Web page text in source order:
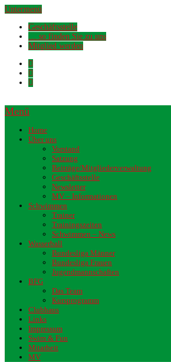
Untermenü
Geschäftsstelle
… so finden Sie zu uns
Mitglied werden
Menü
Home
Über uns
Vorstand
Satzung
Beiträge/Mitgliederverwaltung
Geschäftsstelle
Newsletter
MV – Informationen
Schwimmen
Trainer
Trainingszeiten
Schwimmen – News
Wasserball
Bundesliga Männer
Bundesliga Frauen
Jugendmannschaften
BFG
Das Team
Kursprogramm
Clubhaus
Links
Impressum
Swim & Fun
Mitarbeit
MV